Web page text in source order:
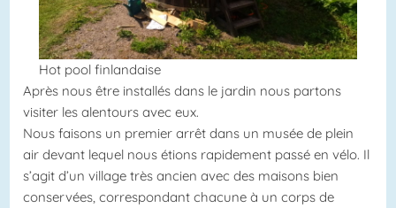
Hot pool finlandaise
Après nous être installés dans le jardin nous partons
visiter les alentours avec eux.
Nous faisons un premier arrêt dans un musée de plein
air devant lequel nous étions rapidement passé en vélo. Il
s’agit d’un village très ancien avec des maisons bien
conservées, correspondant chacune à un corps de